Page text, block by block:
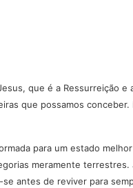
que é a Ressurreição
que possamos
para um estado
meramente
antes de reviver para